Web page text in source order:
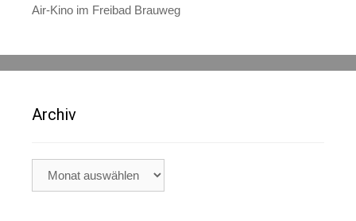
Air-Kino im Freibad Brauweg
Archiv